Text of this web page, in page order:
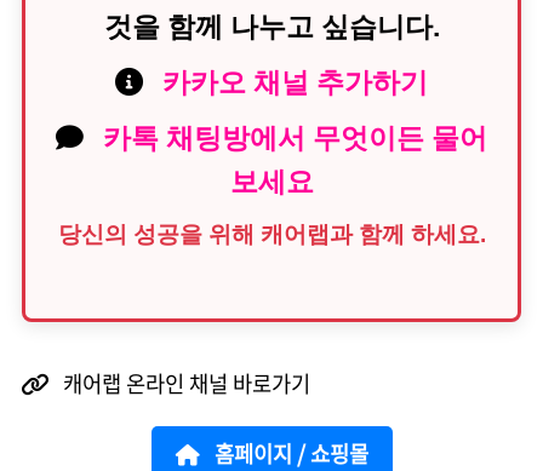
것을 함께 나누고 싶습니다.
카카오 채널 추가하기
카톡 채팅방에서 무엇이든 물어
보세요
당신의 성공을 위해 캐어랩과 함께 하세요.
캐어랩 온라인 채널 바로가기
홈페이지 / 쇼핑몰